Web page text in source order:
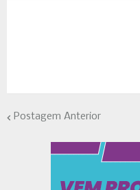
Postagem Anterior